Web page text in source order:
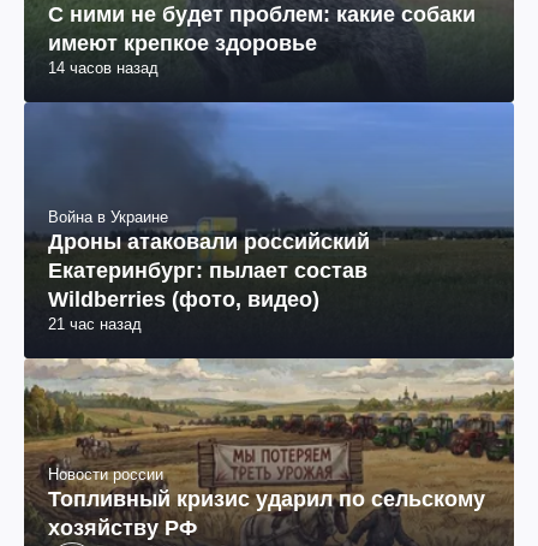
С ними не будет проблем: какие собаки
имеют крепкое здоровье
14 часов назад
Война в Украине
Дроны атаковали российский
Екатеринбург: пылает состав
Wildberries (фото, видео)
21 час назад
Новости россии
Топливный кризис ударил по сельскому
хозяйству РФ